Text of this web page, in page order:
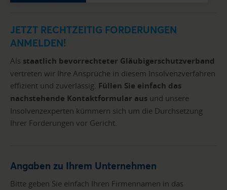
JETZT RECHTZEITIG FORDERUNGEN
ANMELDEN!
Als staatlich bevorrechteter Gläubigerschutzverband
vertreten wir Ihre Ansprüche in diesem Insolvenzverfahren
effizient und zuverlässig. Füllen Sie einfach das
nachstehende Kontaktformular aus und unsere
Insolvenzexperten kümmern sich um die Durchsetzung
Ihrer Forderungen vor Gericht.
Angaben zu Ihrem Unternehmen
Bitte geben Sie einfach Ihren Firmennamen in das